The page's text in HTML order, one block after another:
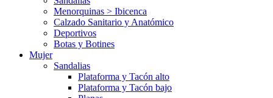
Menorquinas > Ibicenca
Calzado Sanitario y Anatómico
Deportivos
Botas y Botines
Mujer
Sandalias
Plataforma y Tacón alto
Plataforma y Tacón bajo